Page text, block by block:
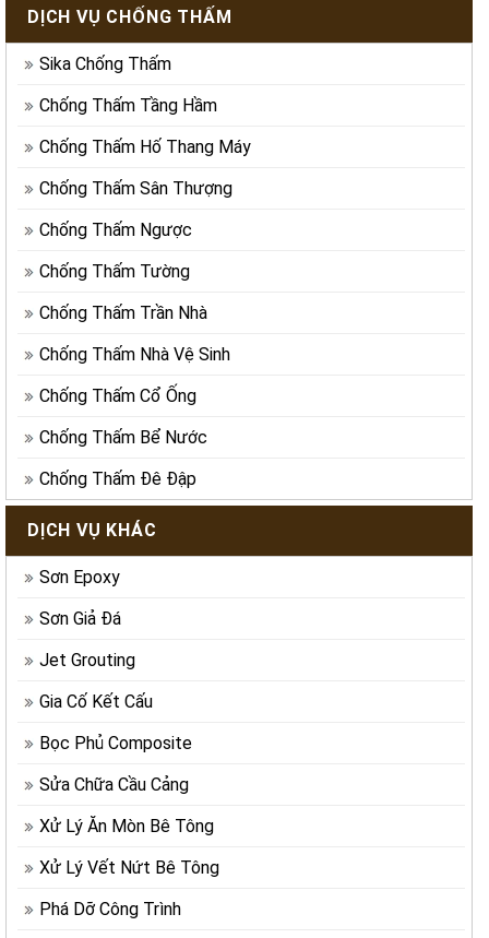
DỊCH VỤ CHỐNG THẤM
Sika Chống Thấm
Chống Thấm Tầng Hầm
Chống Thấm Hố Thang Máy
Chống Thấm Sân Thượng
Chống Thấm Ngược
Chống Thấm Tường
Chống Thấm Trần Nhà
Chống Thấm Nhà Vệ Sinh
Chống Thấm Cổ Ống
Chống Thấm Bể Nước
Chống Thấm Đê Đập
DỊCH VỤ KHÁC
Sơn Epoxy
Sơn Giả Đá
Jet Grouting
Gia Cố Kết Cấu
Bọc Phủ Composite
Sửa Chữa Cầu Cảng
Xử Lý Ăn Mòn Bê Tông
Xử Lý Vết Nứt Bê Tông
Phá Dỡ Công Trình